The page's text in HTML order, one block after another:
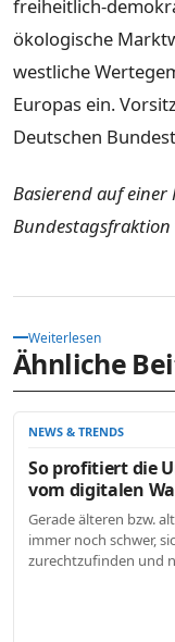
freiheitlich-
ökologische
westliche
Europas ein.
Deutschen
Basierend auf einer
Bundestagsfraktion
Weiterlesen
Ähnliche
NEWS & TRENDS
So profitiert die
vom digitalen
Gerade älteren bzw.
immer noch schwer,
zurechtzufinden und